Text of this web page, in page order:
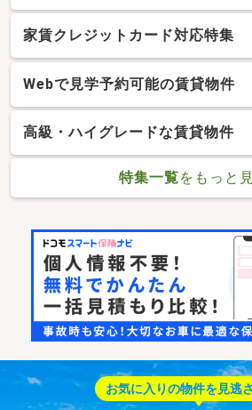
家賃クレジットカード対応特集
Webで見学予約可能の賃貸物件
高級・ハイグレードな賃貸物件
特集一覧をもっと
お気に入りの物件を見逃